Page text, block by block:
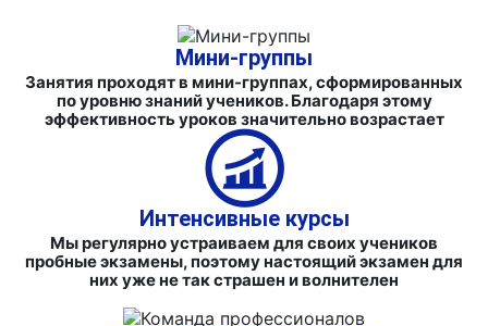
Мини-группы
Занятия проходят в мини-группах, сформированных
по уровню знаний учеников. Благодаря этому
эффективность уроков значительно возрастает
Интенсивные курсы
Мы регулярно устраиваем для своих учеников
пробные экзамены, поэтому настоящий экзамен для
них уже не так страшен и волнителен